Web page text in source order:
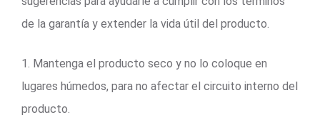
de la garantía y extender la vida útil del producto.
1. Mantenga el producto seco y no lo coloque en
lugares húmedos, para no afectar el circuito interno del
producto.